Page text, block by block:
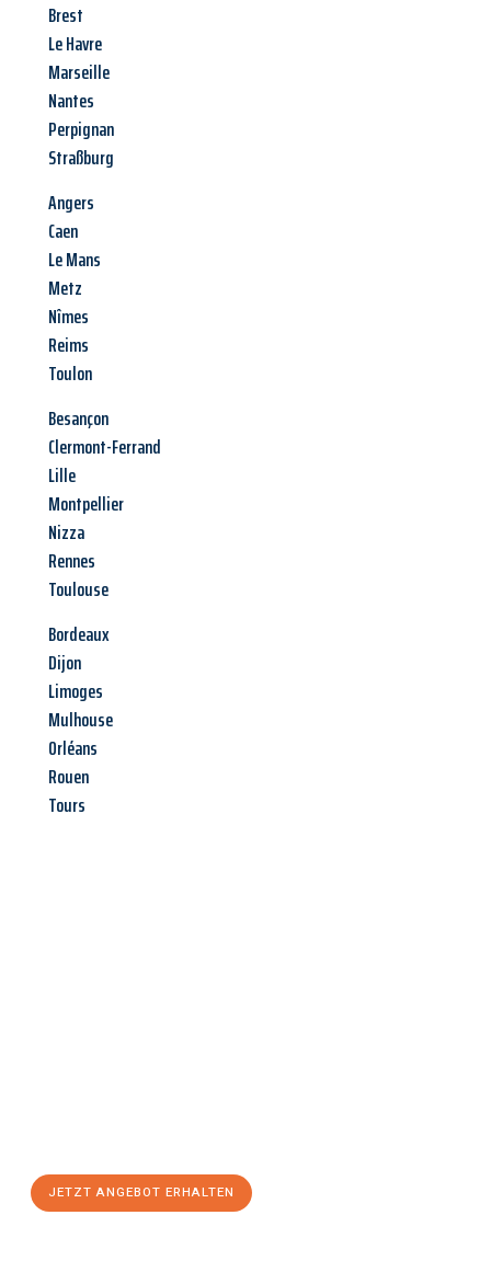
Brest
Le Havre
Marseille
Nantes
Perpignan
Straßburg
Angers
Caen
Le Mans
Metz
Nîmes
Reims
Toulon
Besançon
Clermont-Ferrand
Lille
Montpellier
Nizza
Rennes
Toulouse
Bordeaux
Dijon
Limoges
Mulhouse
Orléans
Rouen
Tours
JETZT ANGEBOT ERHALTEN